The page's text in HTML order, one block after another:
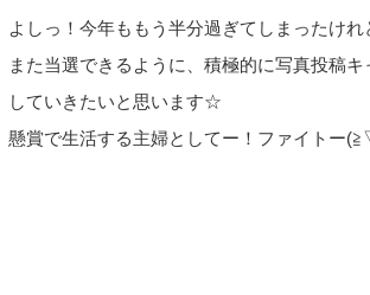
よしっ！今年ももう半分過ぎてしまったけ
また当選できるように、積極的に写真投稿
していきたいと思います☆
懸賞で生活する主婦としてー！ファイトー